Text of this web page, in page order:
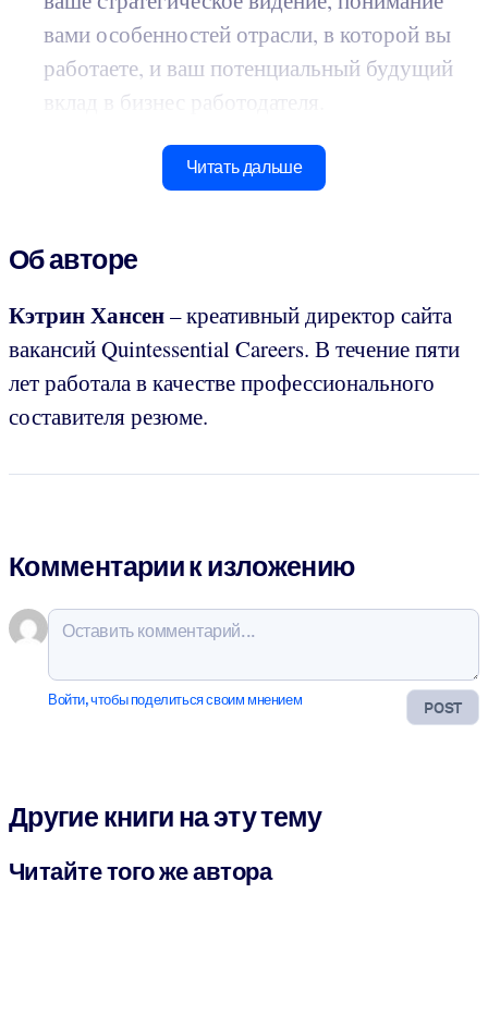
вами особенностей отрасли, в которой вы
работаете, и ваш потенциальный будущий
вклад в бизнес работодателя.
Читать дальше
Об авторе
Кэтрин Хансен– креативный директор сайта
вакансий Quintessential Careers. В течение пяти
лет работала в качестве профессионального
составителя резюме.
Комментарии к изложению
POST
Войти, чтобы поделиться своим мнением
Другие книги на эту тему
Читайте того же автора